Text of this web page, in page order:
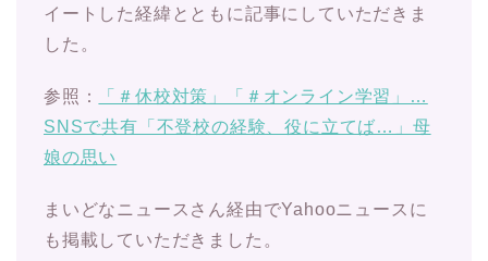
イートした経緯とともに記事にしていただきま
した。
参照：
「＃休校対策」「＃オンライン学習」…
SNSで共有「不登校の経験、役に立てば…」母
娘の思い
まいどなニュースさん経由でYahooニュースに
も掲載していただきました。